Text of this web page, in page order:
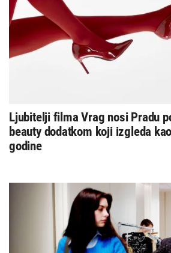
Ljubitelji filma Vrag nosi Pradu
beauty dodatkom koji izgleda
godine